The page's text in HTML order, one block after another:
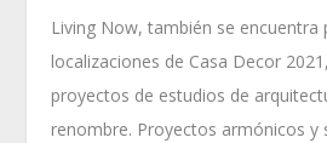
Living Now, también se encuentra
localizaciones de Casa Decor
proyectos de estudios de
renombre. Proyectos armónicos y